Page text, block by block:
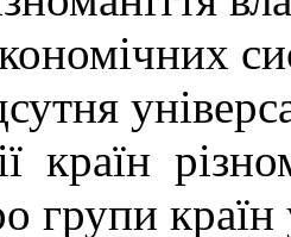
країн
групи країн